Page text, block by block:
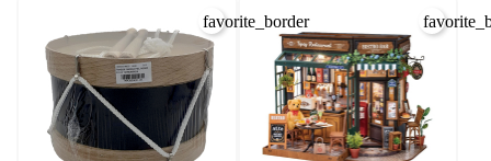
favorite_border
CREAR LISTA DE DESEOS